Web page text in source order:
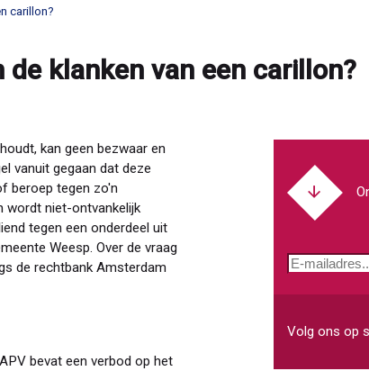
carillon?
klanken van een carillon?
kan geen bezwaar en
vanuit gegaan dat deze
beroep tegen zo'n
wordt niet-ontvankelijk
tegen een onderdeel uit
Weesp. Over de vraag
de rechtbank Amsterdam
bevat een verbod op het
E-
Volg ons op